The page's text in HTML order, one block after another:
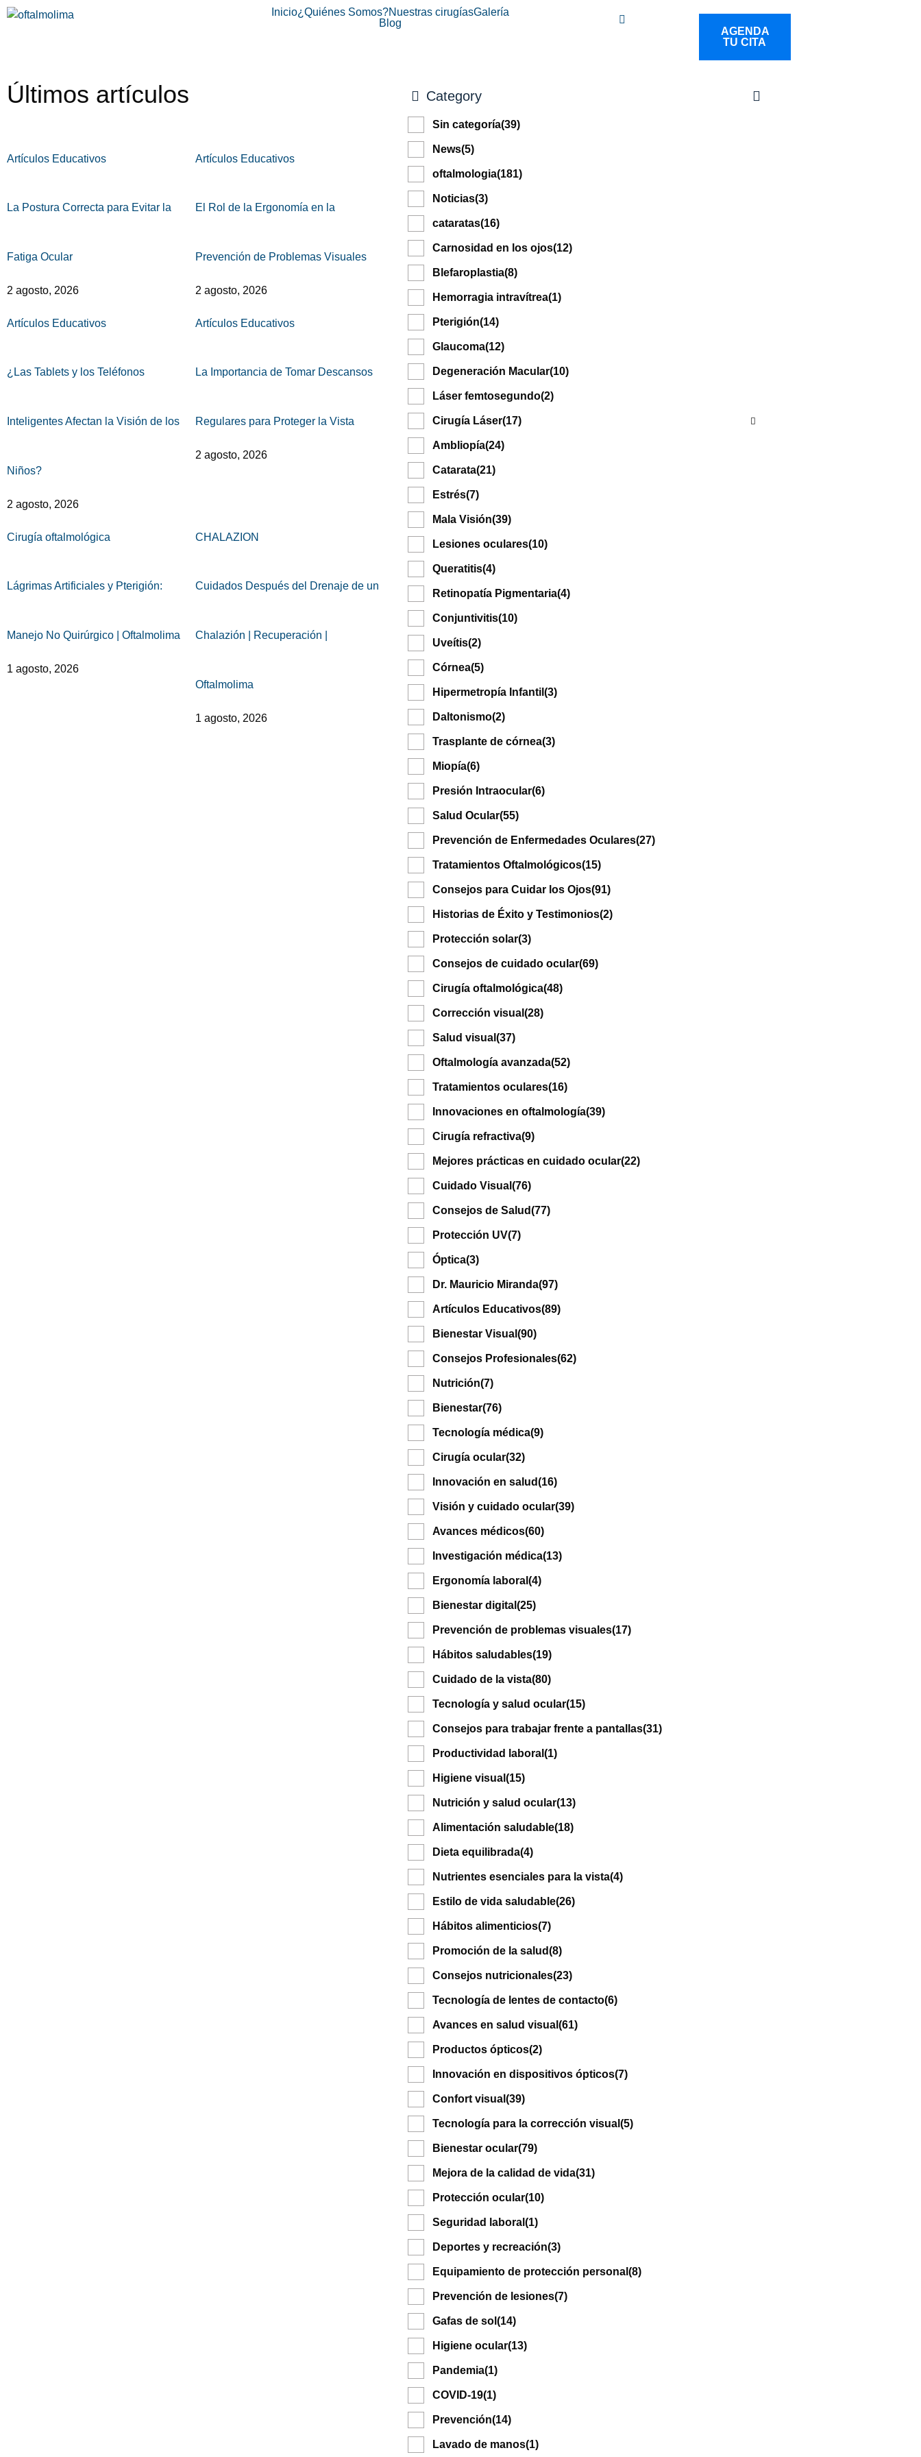
Inicio¿Quiénes Somos?Nuestras cirugíasGalería
Blog
AGENDA
TU CITA
Nuestro staff de especialistas pone a tu disposición distintos contenidos, a través de nuestro blog, para que ten mantengas informado sobre tu salud y la de tu familia.
Últimos artículos
Artículos Educativos
La Postura Correcta para Evitar la
Fatiga Ocular
2 agosto, 2026
Artículos Educativos
El Rol de la Ergonomía en la
Prevención de Problemas Visuales
2 agosto, 2026
Artículos Educativos
¿Las Tablets y los Teléfonos
Inteligentes Afectan la Visión de los
Niños?
2 agosto, 2026
Artículos Educativos
La Importancia de Tomar Descansos
Regulares para Proteger la Vista
2 agosto, 2026
Cirugía oftalmológica
Lágrimas Artificiales y Pterigión:
Manejo No Quirúrgico | Oftalmolima
1 agosto, 2026
CHALAZION
Cuidados Después del Drenaje de un
Chalazión | Recuperación |
Oftalmolima
1 agosto, 2026
Category
Sin categoría(39)
News(5)
oftalmologia(181)
Noticias(3)
cataratas(16)
Carnosidad en los ojos(12)
Blefaroplastia(8)
Hemorragia intravítrea(1)
Pterigión(14)
Glaucoma(12)
Degeneración Macular(10)
Láser femtosegundo(2)
Cirugía Láser(17)
Ambliopía(24)
Catarata(21)
Estrés(7)
Mala Visión(39)
Lesiones oculares(10)
Queratitis(4)
Retinopatía Pigmentaria(4)
Conjuntivitis(10)
Uveítis(2)
Córnea(5)
Hipermetropía Infantil (3)
Daltonismo(2)
Trasplante de córnea(3)
Miopía(6)
Presión Intraocular(6)
Salud Ocular(55)
Prevención de Enfermedades Oculares(27)
Tratamientos Oftalmológicos(15)
Consejos para Cuidar los Ojos(91)
Historias de Éxito y Testimonios(2)
Protección solar(3)
Consejos de cuidado ocular(69)
Cirugía oftalmológica(48)
Corrección visual (28)
Salud visual (37)
Oftalmología avanzada(52)
Tratamientos oculares(16)
Innovaciones en oftalmología(39)
Cirugía refractiva(9)
Mejores prácticas en cuidado ocular(22)
Cuidado Visual (76)
Consejos de Salud(77)
Protección UV(7)
Óptica(3)
Dr. Mauricio Miranda(97)
Artículos Educativos(89)
Bienestar Visual (90)
Consejos Profesionales(62)
Nutrición(7)
Bienestar(76)
Tecnología médica(9)
Cirugía ocular(32)
Innovación en salud(16)
Visión y cuidado ocular(39)
Avances médicos(60)
Investigación médica(13)
Ergonomía laboral (4)
Bienestar digital (25)
Prevención de problemas visuales(17)
Hábitos saludables(19)
Cuidado de la vista(80)
Tecnología y salud ocular(15)
Consejos para trabajar frente a pantallas(31)
Productividad laboral (1)
Higiene visual (15)
Nutrición y salud ocular(13)
Alimentación saludable(18)
Dieta equilibrada(4)
Nutrientes esenciales para la vista(4)
Estilo de vida saludable(26)
Hábitos alimenticios(7)
Promoción de la salud(8)
Consejos nutricionales(23)
Tecnología de lentes de contacto(6)
Avances en salud visual (61)
Productos ópticos(2)
Innovación en dispositivos ópticos(7)
Confort visual (39)
Tecnología para la corrección visual (5)
Bienestar ocular(79)
Mejora de la calidad de vida(31)
Protección ocular(10)
Seguridad laboral (1)
Deportes y recreación(3)
Equipamiento de protección personal (8)
Prevención de lesiones(7)
Gafas de sol (14)
Higiene ocular(13)
Pandemia(1)
COVID-19(1)
Prevención(14)
Lavado de manos(1)